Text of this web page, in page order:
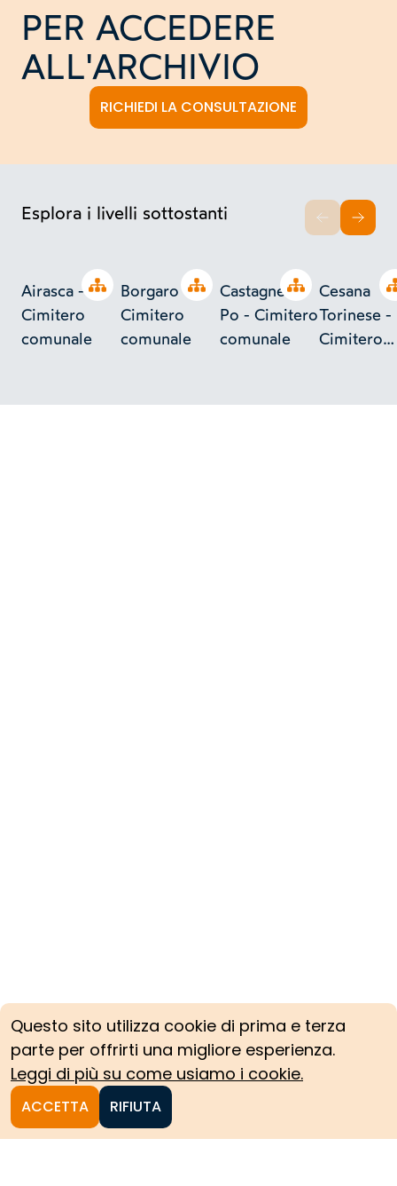
Questo sito utilizza cookie di prima e terza
parte per offrirti una migliore esperienza.
Leggi di più su come usiamo i cookie.
ACCETTA RIFIUTA
PER ACCEDERE
ALL'ARCHIVIO
RICHIEDI LA CONSULTAZIONE
Esplora i livelli sottostanti
Open tree
Airasca -
Cimitero
comunale
Open tree
Borgaro -
Cimitero
comunale
Open tree
Castagneto
Po - Cimitero
comunale
Cesana
Torinese -
Cimitero
INDIETRO